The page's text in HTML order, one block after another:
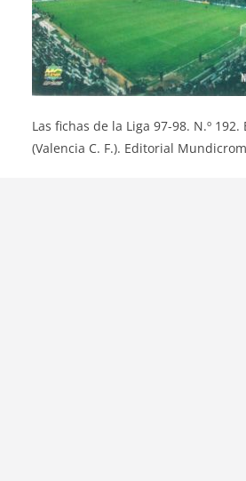
Las fichas de la Liga 97-98. N.º
(Valencia C. F.). Editorial